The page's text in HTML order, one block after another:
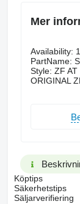
Mer
Availability:
PartName:
Style: ZF AT
ORIGINAL
Köptips
Säkerhetstips
Säljarverifiering